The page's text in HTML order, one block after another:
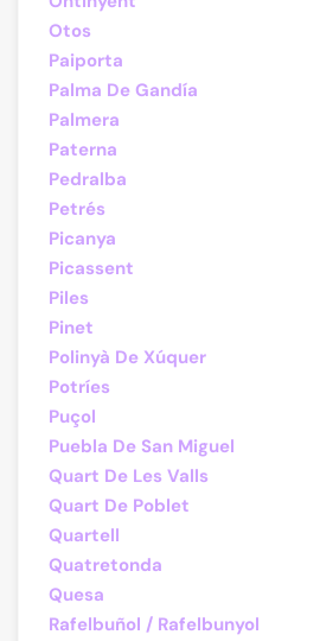
Otos
Paiporta
Palma De Gandía
Palmera
Paterna
Pedralba
Petrés
Picanya
Picassent
Piles
Pinet
Polinyà De Xúquer
Potríes
Puçol
Puebla De San Miguel
Quart De Les Valls
Quart De Poblet
Quartell
Quatretonda
Quesa
Rafelbuñol / Rafelbunyol